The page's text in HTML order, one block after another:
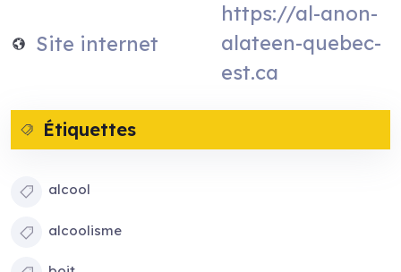
Site internet
https://al-anon-
alateen-quebec-
est.ca
Étiquettes
alcool
alcoolisme